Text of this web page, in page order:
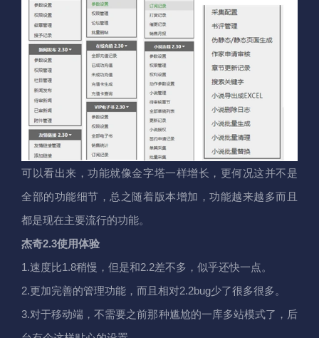
可以看出来，功能就像金字塔一样增长，更何况这并不是
全部的功能细节，总之随着版本增加，功能越来越多而且
都是现在主要流行的功能。
杰奇2.3使用体验
1.速度比1.8稍慢，但是和2.2差不多，似乎还快一点。
2.更加完善的管理功能，而且相对2.2bug少了很多很多。
3.对于移动端，不需要之前那种尴尬的一库多站模式了，后